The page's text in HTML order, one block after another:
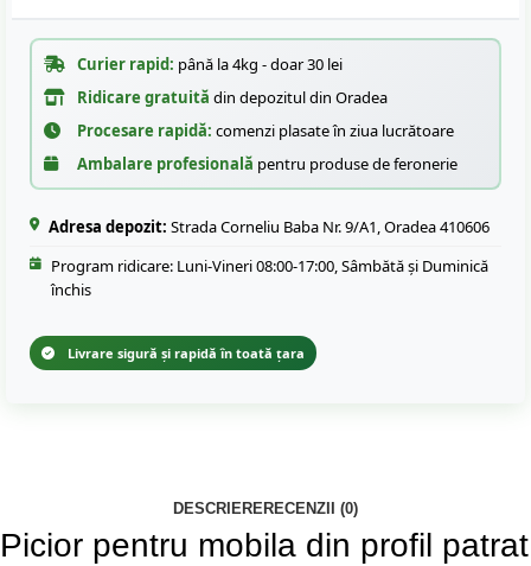
Curier rapid: până la 4kg - doar 30 lei
Ridicare gratuită din depozitul din Oradea
Procesare rapidă: comenzi plasate în ziua lucrătoare
Ambalare profesională pentru produse de feronerie
Adresa depozit: Strada Corneliu Baba Nr. 9/A1, Oradea 410606
Program ridicare: Luni-Vineri 08:00-17:00, Sâmbătă și Duminică
închis
Livrare sigură și rapidă în toată țara
DESCRIERERECENZII (0)
Picior pentru mobila din profil patrat